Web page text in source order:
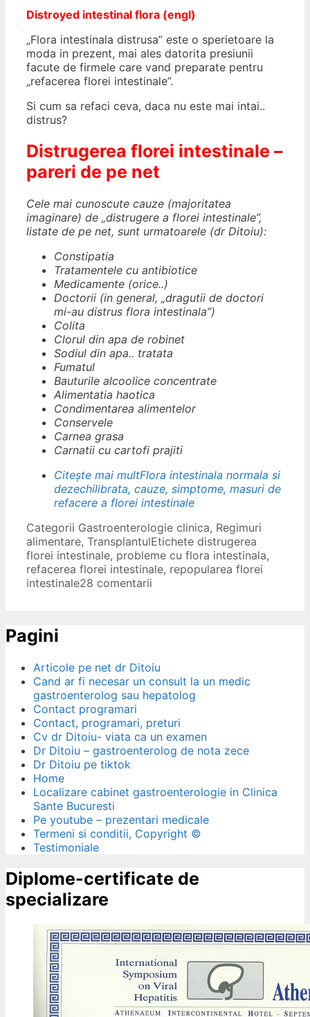
Distroyed intestinal flora (engl)
„Flora intestinala distrusa” este o sperietoare la
moda in prezent, mai ales datorita presiunii
facute de firmele care vand preparate pentru
„refacerea florei intestinale”.
Si cum sa refaci ceva, daca nu este mai intai..
distrus?
Distrugerea florei intestinale –
pareri de pe net
Cele mai cunoscute cauze (majoritatea
imaginare) de „distrugere a florei intestinale”,
listate de pe net, sunt urmatoarele (dr Ditoiu):
Constipatia
Tratamentele cu antibiotice
Medicamente (orice..)
Doctorii (in general, „dragutii de doctori
mi-au distrus flora intestinala”)
Colita
Clorul din apa de robinet
Sodiul din apa.. tratata
Fumatul
Bauturile alcoolice concentrate
Alimentatia haotica
Condimentarea alimentelor
Conservele
Carnea grasa
Carnatii cu cartofi prajiti
Citește mai multFlora intestinala normala si
dezechilibrata, cauze, simptome, masuri de
refacere a florei intestinale
Categorii Gastroenterologie clinica, Regimuri
alimentare, TransplantulEtichete distrugerea
florei intestinale, probleme cu flora intestinala,
refacerea florei intestinale, repopularea florei
intestinale28 comentarii
Pagini
Articole pe net dr Ditoiu
Cand ar fi necesar un consult la un medic
gastroenterolog sau hepatolog
Contact programari
Contact, programari, preturi
Cv dr Ditoiu- viata ca un examen
Dr Ditoiu – gastroenterolog de nota zece
Dr Ditoiu pe tiktok
Home
Localizare cabinet gastroenterologie in Clinica
Sante Bucuresti
Pe youtube – prezentari medicale
Termeni si conditii, Copyright ©
Testimoniale
Diplome-certificate de
specializare